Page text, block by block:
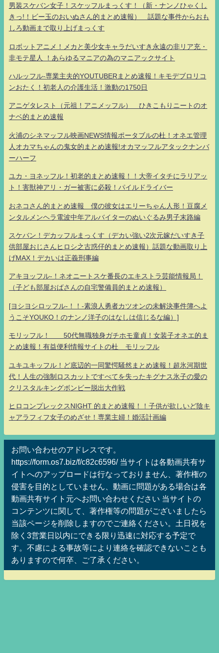
男装スケバン女子！スケッフルまっくす！（新・ナンノひゃくし
きっ!！ビー玉のおいぬさん的まとめ速報） 話題な事件からおも
しろ動画まで取り上げまっくす
ロボットアニメ！メカと美少女キャラだいすき永遠の非リア充・
非モテ星人 ！あらゆるマニアの為のマニアックサイト
ハルッフル-専業主夫的YOUTUBERまとめ速報！キモデブロリコ
ンおたく！初老人の介護生活！激動の1750日
アニゲタレスト（元祖！アニメッフル） ひきこもりニートのオ
ナベ的まとめ速報
火浦のシネマッフル映画NEWS情報ポータブルの杜！オネエ管理
人オカマちゃんの鬼女的まとめ速報!オカマッフルアタックナンバ
ーハーフ
ユカ・ヨネッフル！初老的まとめ速報！！大帝イタチにラリアッ
ト！害獣神アリ・ガー被害に必殺！パイルドライバー
おネコさん的まとめ速報 僕の彼女はエリーちゃん人形！豆腐メ
ンタルメンヘラ電波中年アルバイターのぬいぐるみ男子末路編
スケバン！デカッフルまっくす（デカい強い2次元嫁だいすき子
供部屋おじさんヒロシ之古惑仔的まとめ速報）話題な動画取り上
げMAX！デカいは正義刑事編
アキヨッフル-！ネオニートスケ番長のエキストラ芸能情報局！
（子ども部屋おばさんの自宅警備員的まとめ速報）
[ヨシヨシロッフル-！！-素浪人勇者カツオンの未解決事件簿へよ
うこそYOUKO！のナンノ洋子のはなしは信じるな編）]
モリッフル！ 50代無職独身ガチホモ童貞！女装子オネエ的ま
とめ速報！有益便利情報サイトの杜 モリッフル
ユキユキッフル！ど底辺的一同驚愕騒然まとめ速報！超氷河期世
代！人生の強制ロスカットですべてを失ったキグナス氷子の愛の
クリスタルキングボンビー脱出大作戦
ヒロコンプレックスNIGHT 的まとめ速報！！子供が欲しいど陰キ
ャアラフィフ女子のめざせ！専業主婦！婚活計画編
お問い合わせのアドレスです。
https://form.os7.biz/f/c82c6596/ 当サイトは各動画共有サ
イトへのアップロードは行なっておりません、著作権の
侵害を目的としていません、動画に問題がある場合は各
動画共有サイト元へお問い合わせください 当サイトの
コンテンツに関して、著作権等の問題がございましたら
当該ページを削除しますのでご連絡ください。土日祝を
除く3営業日以内にできる限り迅速に対応する予定で
す。不慮による事故等により連絡を確認できないことも
ありますので何卒、ご了承ください。